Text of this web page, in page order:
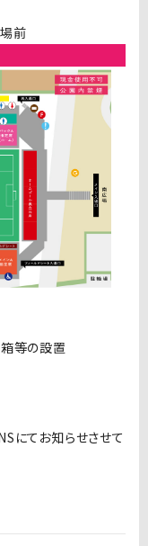
前
箱等の設置
にてお知らせさせて